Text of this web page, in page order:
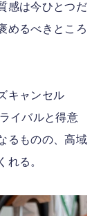
感は今ひとつだ
めるべきところ
キャンセル
イバルと得意
るものの、高域
れる。